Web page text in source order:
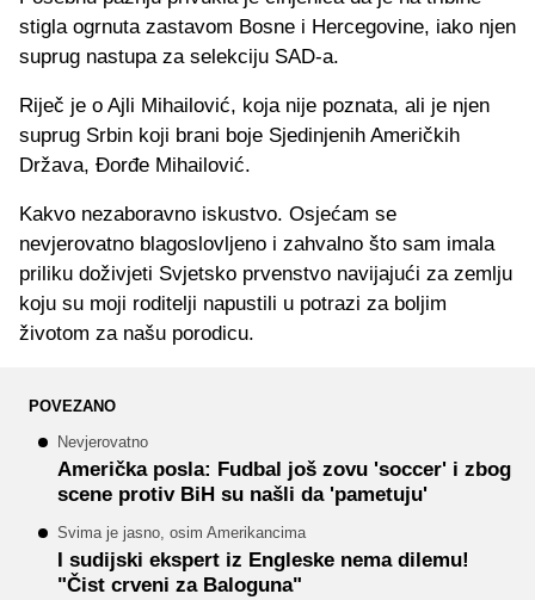
stigla ogrnuta zastavom Bosne i Hercegovine, iako njen
suprug nastupa za selekciju SAD-a.
Riječ je o Ajli Mihailović, koja nije poznata, ali je njen
suprug Srbin koji brani boje Sjedinjenih Američkih
Država, Đorđe Mihailović.
Kakvo nezaboravno iskustvo. Osjećam se
nevjerovatno blagoslovljeno i zahvalno što sam imala
priliku doživjeti Svjetsko prvenstvo navijajući za zemlju
koju su moji roditelji napustili u potrazi za boljim
životom za našu porodicu.
POVEZANO
Nevjerovatno
Američka posla: Fudbal još zovu 'soccer' i zbog
scene protiv BiH su našli da 'pametuju'
Svima je jasno, osim Amerikancima
I sudijski ekspert iz Engleske nema dilemu!
"Čist crveni za Baloguna"